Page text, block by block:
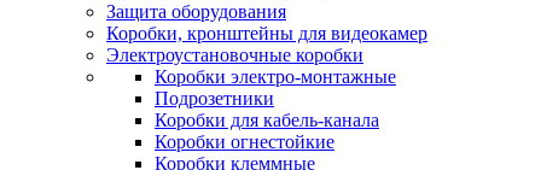
Защита оборудования
Коробки, кронштейны для видеокамер
Электроустановочные коробки
Коробки электро-монтажные
Подрозетники
Коробки для кабель-канала
Коробки огнестойкие
Коробки клеммные